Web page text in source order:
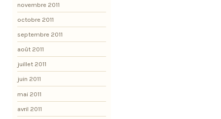
novembre 2011
octobre 2011
septembre 2011
août 2011
juillet 2011
juin 2011
mai 2011
avril 2011